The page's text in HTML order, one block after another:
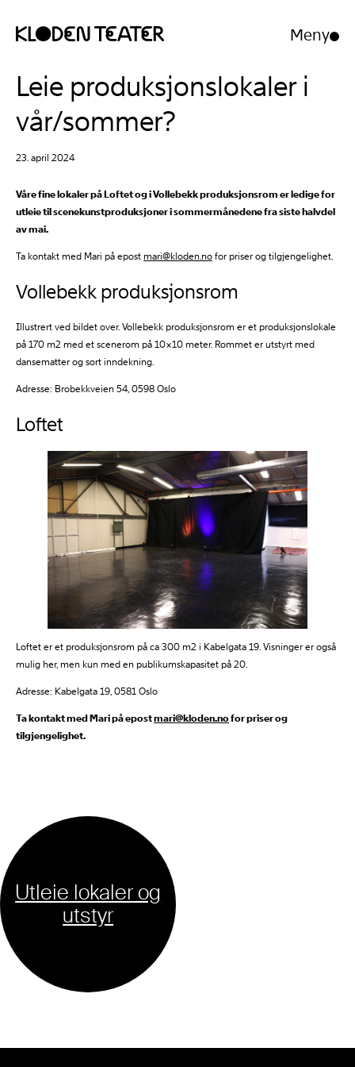
Hopp
innhold
Hopp
navigasjon
Meny
Åpne/
Leie produksjonslokaler i
vår/sommer?
23. april 2024
Våre fine lokaler på Loftet og i Vollebekk produksjonsrom er ledige for
utleie til scenekunstproduksjoner i sommermånedene fra siste halvdel
av mai.
Ta kontakt med Mari på epostmari@kloden.nofor priser og tilgjengelighet.
Vollebekk produksjonsrom
Illustrert ved bildet over. Vollebekk produksjonsrom er et produksjonslokale
på 170 m2 med et scenerom på 10×10 meter. Rommet er utstyrt med
dansematter og sort inndekning.
Adresse: Brobekkveien 54, 0598 Oslo
Loftet
Loftet er et produksjonsrom på ca 300 m2 i Kabelgata 19. Visninger er også
mulig her, men kun med en publikumskapasitet på 20.
Adresse: Kabelgata 19, 0581 Oslo
Ta kontakt med Mari på epostmari@kloden.nofor priser og
tilgjengelighet.
Utleie lokaler og
utstyr